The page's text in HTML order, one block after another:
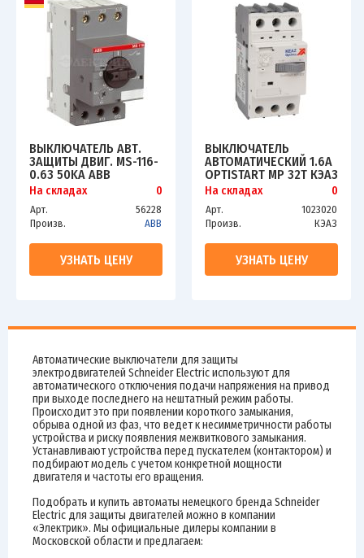
ВЫКЛЮЧАТЕЛЬ АВТ.
ЗАЩИТЫ ДВИГ. MS-116-
0.63 50KA ABB
1SAM250000R1004
На складах 0
Арт.
56228
Произв.
ABB
УЗНАТЬ ЦЕНУ
ВЫКЛЮЧАТЕЛЬ
АВТОМАТИЧЕСКИЙ 1.6А
OPTISTART MP 32T КЭАЗ
115735
На складах 0
Арт.
1023020
Произв.
КЭАЗ
УЗНАТЬ ЦЕНУ
Автоматические выключатели для защиты
электродвигателей Schneider Electric используют для
автоматического отключения подачи напряжения на привод
при выходе последнего на нештатный режим работы.
Происходит это при появлении короткого замыкания,
обрыва одной из фаз, что ведет к несимметричности работы
устройства и риску появления межвиткового замыкания.
Устанавливают устройства перед пускателем (контактором) и
подбирают модель с учетом конкретной мощности
двигателя и частоты его вращения.
Подобрать и купить автоматы немецкого бренда Schneider
Electric для защиты двигателей можно в компании
«Электрик». Мы официальные дилеры компании в
Московской области и предлагаем: